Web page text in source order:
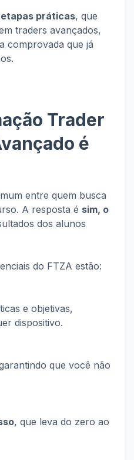
etapas práticas, que
traders avançados,
comprovada que já
Trader
é
entre quem busca
A resposta é sim, o
dos alunos
do FTZA estão:
e objetivas,
dispositivo.
que você não
, que leva do zero ao